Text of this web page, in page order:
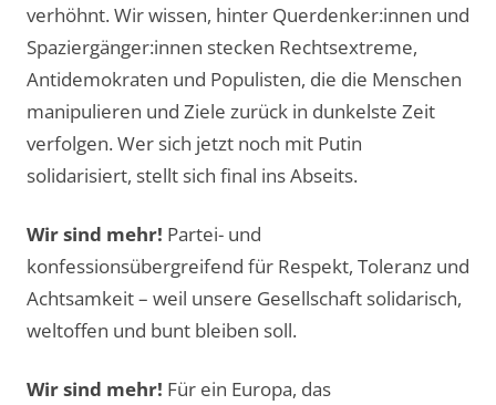
verhöhnt. Wir wissen, hinter Querdenker:innen und
Spaziergänger:innen stecken Rechtsextreme,
Antidemokraten und Populisten, die die Menschen
manipulieren und Ziele zurück in dunkelste Zeit
verfolgen. Wer sich jetzt noch mit Putin
solidarisiert, stellt sich final ins Abseits.
Wir sind mehr! Partei- und
konfessionsübergreifend für Respekt, Toleranz und
Achtsamkeit – weil unsere Gesellschaft solidarisch,
weltoffen und bunt bleiben soll.
Wir sind mehr! Für ein Europa, das